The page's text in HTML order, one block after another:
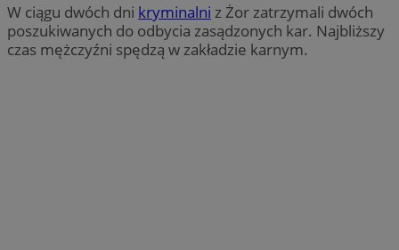
W ciągu dwóch dni kryminalni z Żor zatrzymali dwóch
poszukiwanych do odbycia zasądzonych kar. Najbliższy
czas mężczyźni spędzą w zakładzie karnym.